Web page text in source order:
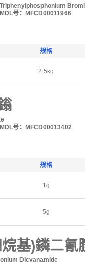
MDL号：MFCD00011966
规格
2.5kg
MDL号：MFCD00013402
规格
1g
5g
基)鏻二氰
Dicyanamide